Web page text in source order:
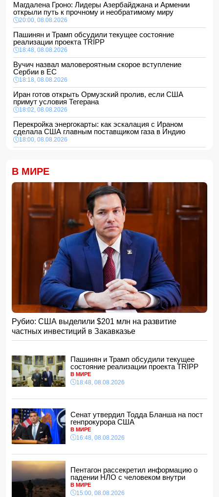
Магдалена Гроно: Лидеры Азербайджана и Армении
открыли путь к прочному и необратимому миру
20:00, 08.08.2026
Пашинян и Трамп обсудили текущее состояние
реализации проекта TRIPP
18:48, 08.08.2026
Вучич назвал маловероятным скорое вступление
Сербии в ЕС
18:18, 08.08.2026
Иран готов открыть Ормузский пролив, если США
примут условия Тегерана
18:02, 08.08.2026
Перекройка энергокарты: как эскалация с Ираном
сделала США главным поставщиком газа в Индию
18:00, 08.08.2026
16:48, 08.08.2026
Турция ограничивает проход коммерческих судов в
Черное море
16:28, 08.08.2026
Каковы основные признаки гормональных нарушений?-
МЧС Азербайджана выступило с экстренным
предупреждением для населения
16:00, 08.08.2026
Экс-глава минобороны Украины потребовал от
Зеленского вернуть его на пост
15:48, 08.08.2026
Умер отец Лионеля Месси
15:28, 08.08.2026
Хикмет Гаджиев: Ильхам Алиев одержал победу и в
войне, и в мире- ВИДЕО
15:08, 08.08.2026
Пентагон рассекретил информацию о падении НЛО с
человеком внутри
15:00, 08.08.2026
Белый, черный или яркий: психолог объяснила, как цвет
14:48, 08.08.2026
Зеленский встретился с Вучичем
14:40, 08.08.2026
В Азербайджане ожидается жара до 41 градуса —
объявлено предупреждение
14:34, 08.08.2026
В Агдашском районе расследуется конфликт, связанный
с церемонией помолвки с участием
несовершеннолетней
14:28, 08.08.2026
В МИРЕ
Рубио: США выделили $201 млн на развитие
частных инвестиций в Закавказье
Пашинян и Трамп обсудили текущее
состояние реализации проекта TRIPP
В МИРЕ
18:48, 08.08.2026
Сенат утвердил Тодда Бланша на пост
генпрокурора США
В МИРЕ
16:48, 08.08.2026
Пентагон рассекретил информацию о
падении НЛО с человеком внутри
В МИРЕ
15:00, 08.08.2026